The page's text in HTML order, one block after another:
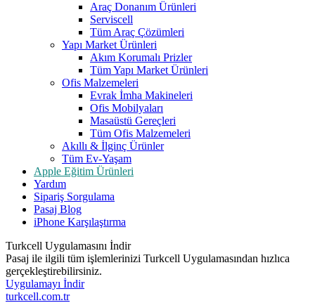
Araç Donanım Ürünleri
Serviscell
Tüm Araç Çözümleri
Yapı Market Ürünleri
Akım Korumalı Prizler
Tüm Yapı Market Ürünleri
Ofis Malzemeleri
Evrak İmha Makineleri
Ofis Mobilyaları
Masaüstü Gereçleri
Tüm Ofis Malzemeleri
Akıllı & İlginç Ürünler
Tüm Ev-Yaşam
Apple Eğitim Ürünleri
Yardım
Sipariş Sorgulama
Pasaj Blog
iPhone Karşılaştırma
Turkcell Uygulamasını İndir
Pasaj ile ilgili tüm işlemlerinizi Turkcell Uygulamasından hızlıca
gerçekleştirebilirsiniz.
Uygulamayı İndir
turkcell.com.tr